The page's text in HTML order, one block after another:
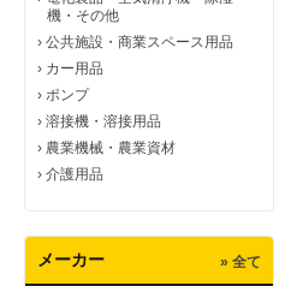
機・その他
› 公共施設・商業スペース用品
› カー用品
› ポンプ
› 溶接機・溶接用品
› 農業機械・農業資材
› 介護用品
メーカー » 全て